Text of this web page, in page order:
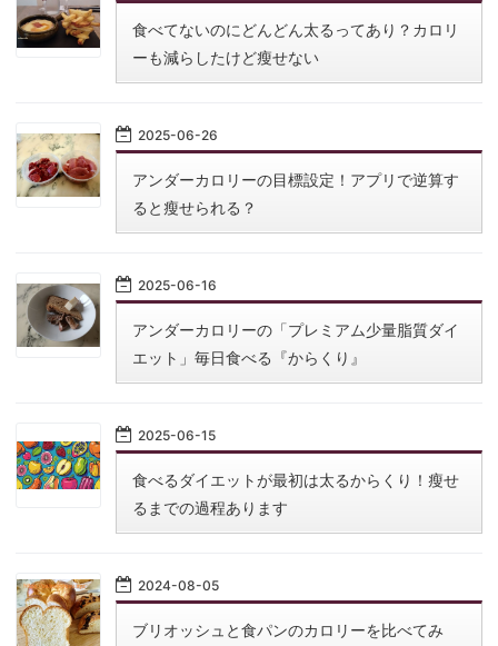
食べてないのにどんどん太るってあり？カロリ
ーも減らしたけど瘦せない
2025-06-26
アンダーカロリーの目標設定！アプリで逆算す
ると瘦せられる？
2025-06-16
アンダーカロリーの「プレミアム少量脂質ダイ
エット」毎日食べる『からくり』
2025-06-15
食べるダイエットが最初は太るからくり！瘦せ
るまでの過程あります
2024-08-05
ブリオッシュと食パンのカロリーを比べてみ